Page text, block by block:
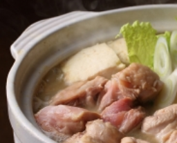
ー
タ
イ
ム
ラ
イ
ン】
|
ベ